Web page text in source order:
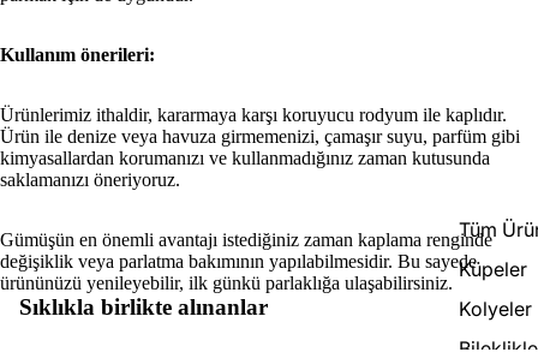
Tüm
Küpeler
Kolyeler
Kullanım önerileri:
Ürünlerimiz ithaldir, kararmaya karşı koruyucu rodyum ile kaplıdır.
Ürün ile denize veya havuza girmemenizi, çamaşır suyu, parfüm gibi
kimyasallardan korumanızı ve kullanmadığınız zaman kutusunda
saklamanızı öneriyoruz.
Gümüşün en önemli avantajı istediğiniz zaman kaplama renginde
değişiklik veya parlatma bakımının yapılabilmesidir. Bu sayede
ürününüzü yenileyebilir, ilk günkü parlaklığa ulaşabilirsiniz.
Sıklıkla birlikte alınanlar
Para iade politikası
Gizlilik politikası